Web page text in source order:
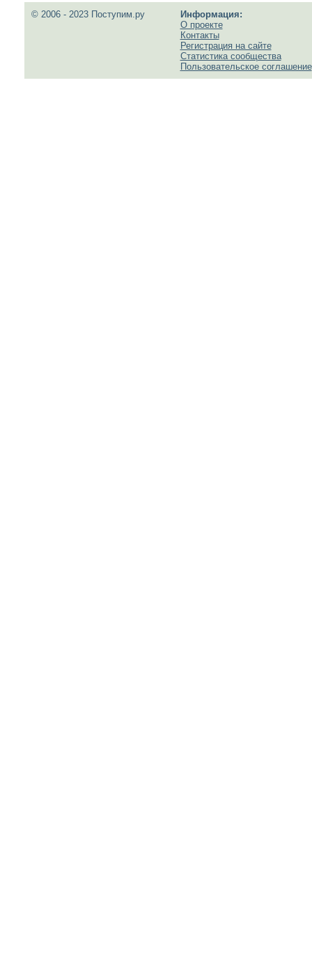
© 2006 - 2023 Поступим.ру
Информация:
О проекте
Контакты
Регистрация на сайте
Статистика сообщества
Пользовательское соглашение